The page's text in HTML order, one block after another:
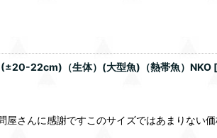
(±20-22cm)（生体）(大型魚)（熱帯魚）NKO [
さんに感謝ですこのサイズではあまりない